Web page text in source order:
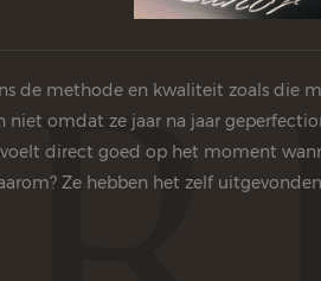
de methode en kwaliteit zoals die
niet omdat ze jaar na jaar
direct goed op het moment
Ze hebben het zelf